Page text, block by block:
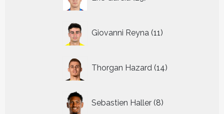
producten
Giovanni Reyna 11
producten
Thorgan Hazard 14
producten
Sebastien Haller 8
producten